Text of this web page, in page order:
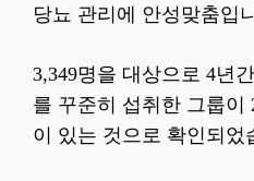
당뇨 관리에 안성맞춤입
3,349명을 대상으로 4년
를 꾸준히 섭취한 그룹이
이 있는 것으로 확인되었